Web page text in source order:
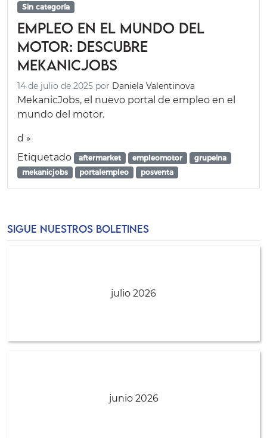
Sin categoría
Empleo en el mundo del
motor: descubre
MekanicJobs
14 de julio de 2025 por Daniela Valentinova
MekanicJobs, el nuevo portal de empleo en el
mundo del motor.
d »
Etiquetado
aftermarket empleomotor
grupeina
mekanicjobs
portalempleo posventa
SIGUE NUESTROS BOLETINES
julio 2026
junio 2026